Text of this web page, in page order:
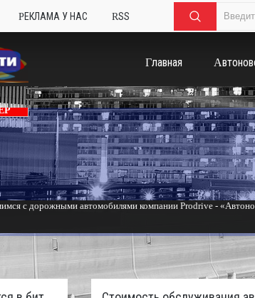
РЕКЛАМА У НАС RSS
Главная
с дорожными автомобилями компании Prodrive -
Самый быстрый передний привод России с бензиновым